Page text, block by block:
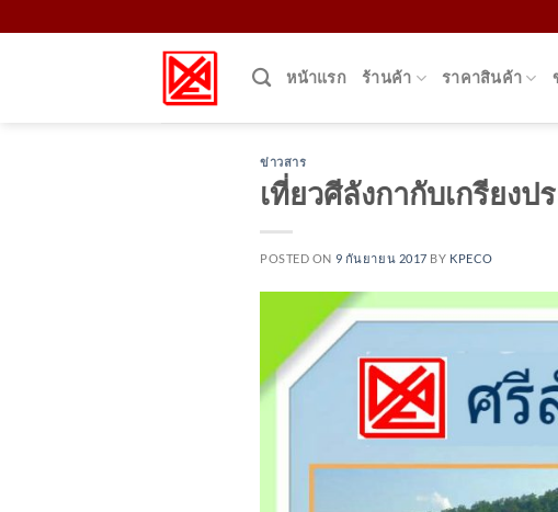
to
หน้าแรก ร้านค้า ราคาสินค้า
ข่าวสาร
เที่ยวศีลังกากับเกรียงป
POSTED ON 9 กันยายน 2017 BY KPECO